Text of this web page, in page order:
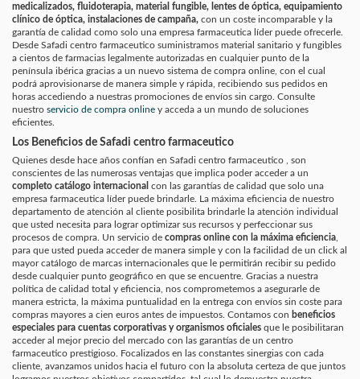
medicalizados, fluidoterapia, material fungible, lentes de óptica, equipamiento
clínico de óptica, instalaciones de campaña, con un coste incomparable y la
garantía de calidad como solo una empresa farmaceutica líder puede ofrecerle.
Desde Safadi centro farmaceutico suministramos material sanitario y fungibles
a cientos de farmacias legalmente autorizadas en cualquier punto de la
península ibérica gracias a un nuevo sistema de compra online, con el cual
podrá aprovisionarse de manera simple y rápida, recibiendo sus pedidos en
horas accediendo a nuestras promociones de envíos sin cargo. Consulte
nuestro servicio de compra online y acceda a un mundo de soluciones
eficientes.
Los Beneficios de Safadi centro farmaceutico
Quienes desde hace años confían en Safadi centro farmaceutico , son
conscientes de las numerosas ventajas que implica poder acceder a un
completo catálogo internacional con las garantías de calidad que solo una
empresa farmaceutica líder puede brindarle. La máxima eficiencia de nuestro
departamento de atención al cliente posibilita brindarle la atención individual
que usted necesita para lograr optimizar sus recursos y perfeccionar sus
procesos de compra. Un servicio de compras online con la máxima eficiencia
para que usted pueda acceder de manera simple y con la facilidad de un click al
mayor catálogo de marcas internacionales que le permitirán recibir su pedido
desde cualquier punto geográfico en que se encuentre. Gracias a nuestra
política de calidad total y eficiencia, nos comprometemos a asegurarle de
manera estricta, la máxima puntualidad en la entrega con envíos sin coste para
compras mayores a cien euros antes de impuestos. Contamos con beneficios
especiales para cuentas corporativas y organismos oficiales que le posibilitaran
acceder al mejor precio del mercado con las garantías de un centro
farmaceutico prestigioso. Focalizados en las constantes sinergias con cada
cliente, avanzamos unidos hacia el futuro con la absoluta certeza de que juntos